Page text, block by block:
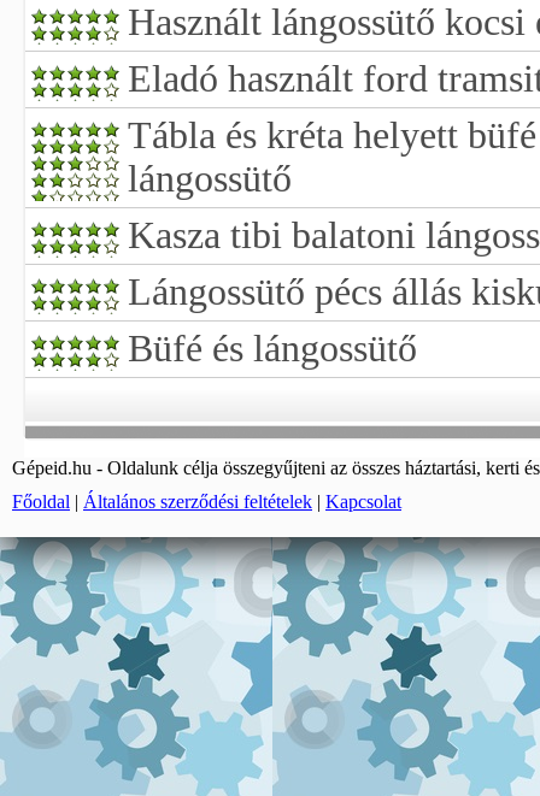
Használt lángossütő kocsi
Eladó használt ford
Tábla és kréta helyett
lángossütő
Kasza tibi balatoni
Lángossütő pécs állás
Büfé és lángossütő
Gépeid.hu - Oldalunk célja összegyűjteni az összes háztartási, kerti
Főoldal | Általános szerződési feltételek | Kapcsolat